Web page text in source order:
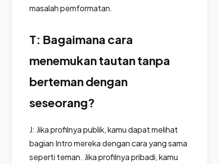
masalah pemformatan.
T: Bagaimana cara
menemukan tautan tanpa
berteman dengan
seseorang?
J: Jika profilnya publik, kamu dapat melihat
bagian Intro mereka dengan cara yang sama
seperti teman. Jika profilnya pribadi, kamu